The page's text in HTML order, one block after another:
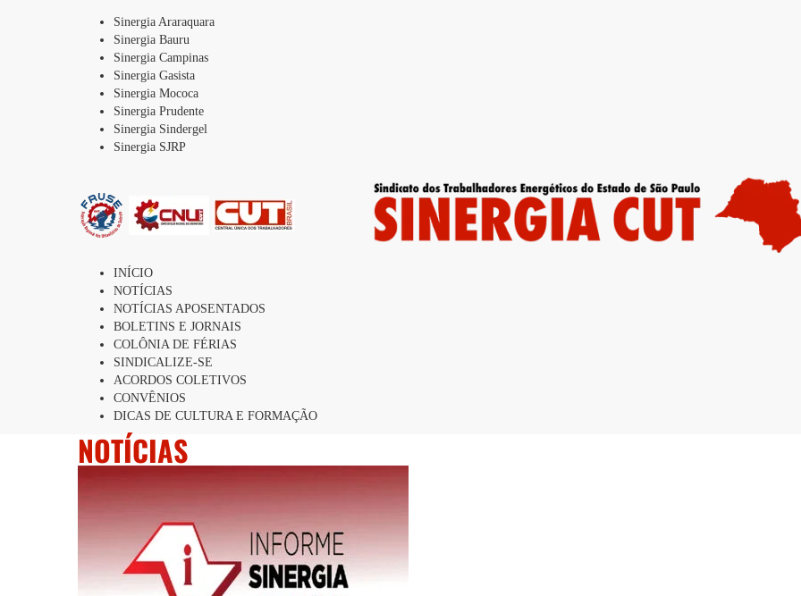
Sinergia Araraquara
Sinergia Bauru
Sinergia Campinas
Sinergia Gasista
Sinergia Mococa
Sinergia Prudente
Sinergia Sindergel
Sinergia SJRP
INÍCIO
NOTÍCIAS
NOTÍCIAS APOSENTADOS
BOLETINS E JORNAIS
COLÔNIA DE FÉRIAS
SINDICALIZE-SE
ACORDOS COLETIVOS
CONVÊNIOS
DICAS DE CULTURA E FORMAÇÃO
NOTÍCIAS